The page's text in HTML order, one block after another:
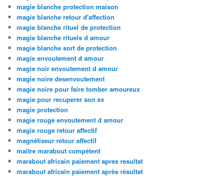
magie blanche protection maison
magie blanche retour d'affection
magie blanche rituel de protection
magie blanche rituels d amour
magie blanche sort de protection
magie envoutement d amour
magie noir envoutement d amour
magie noire desenvoutement
magie noire pour faire tomber amoureux
magie pour recuperer son ex
magie protection
magie rouge envoutement d amour
magie rouge retour affectif
magnétiseur retour affectif
maitre marabout compétent
marabout africain paiement apres resultat
marabout africain paiement après résultat